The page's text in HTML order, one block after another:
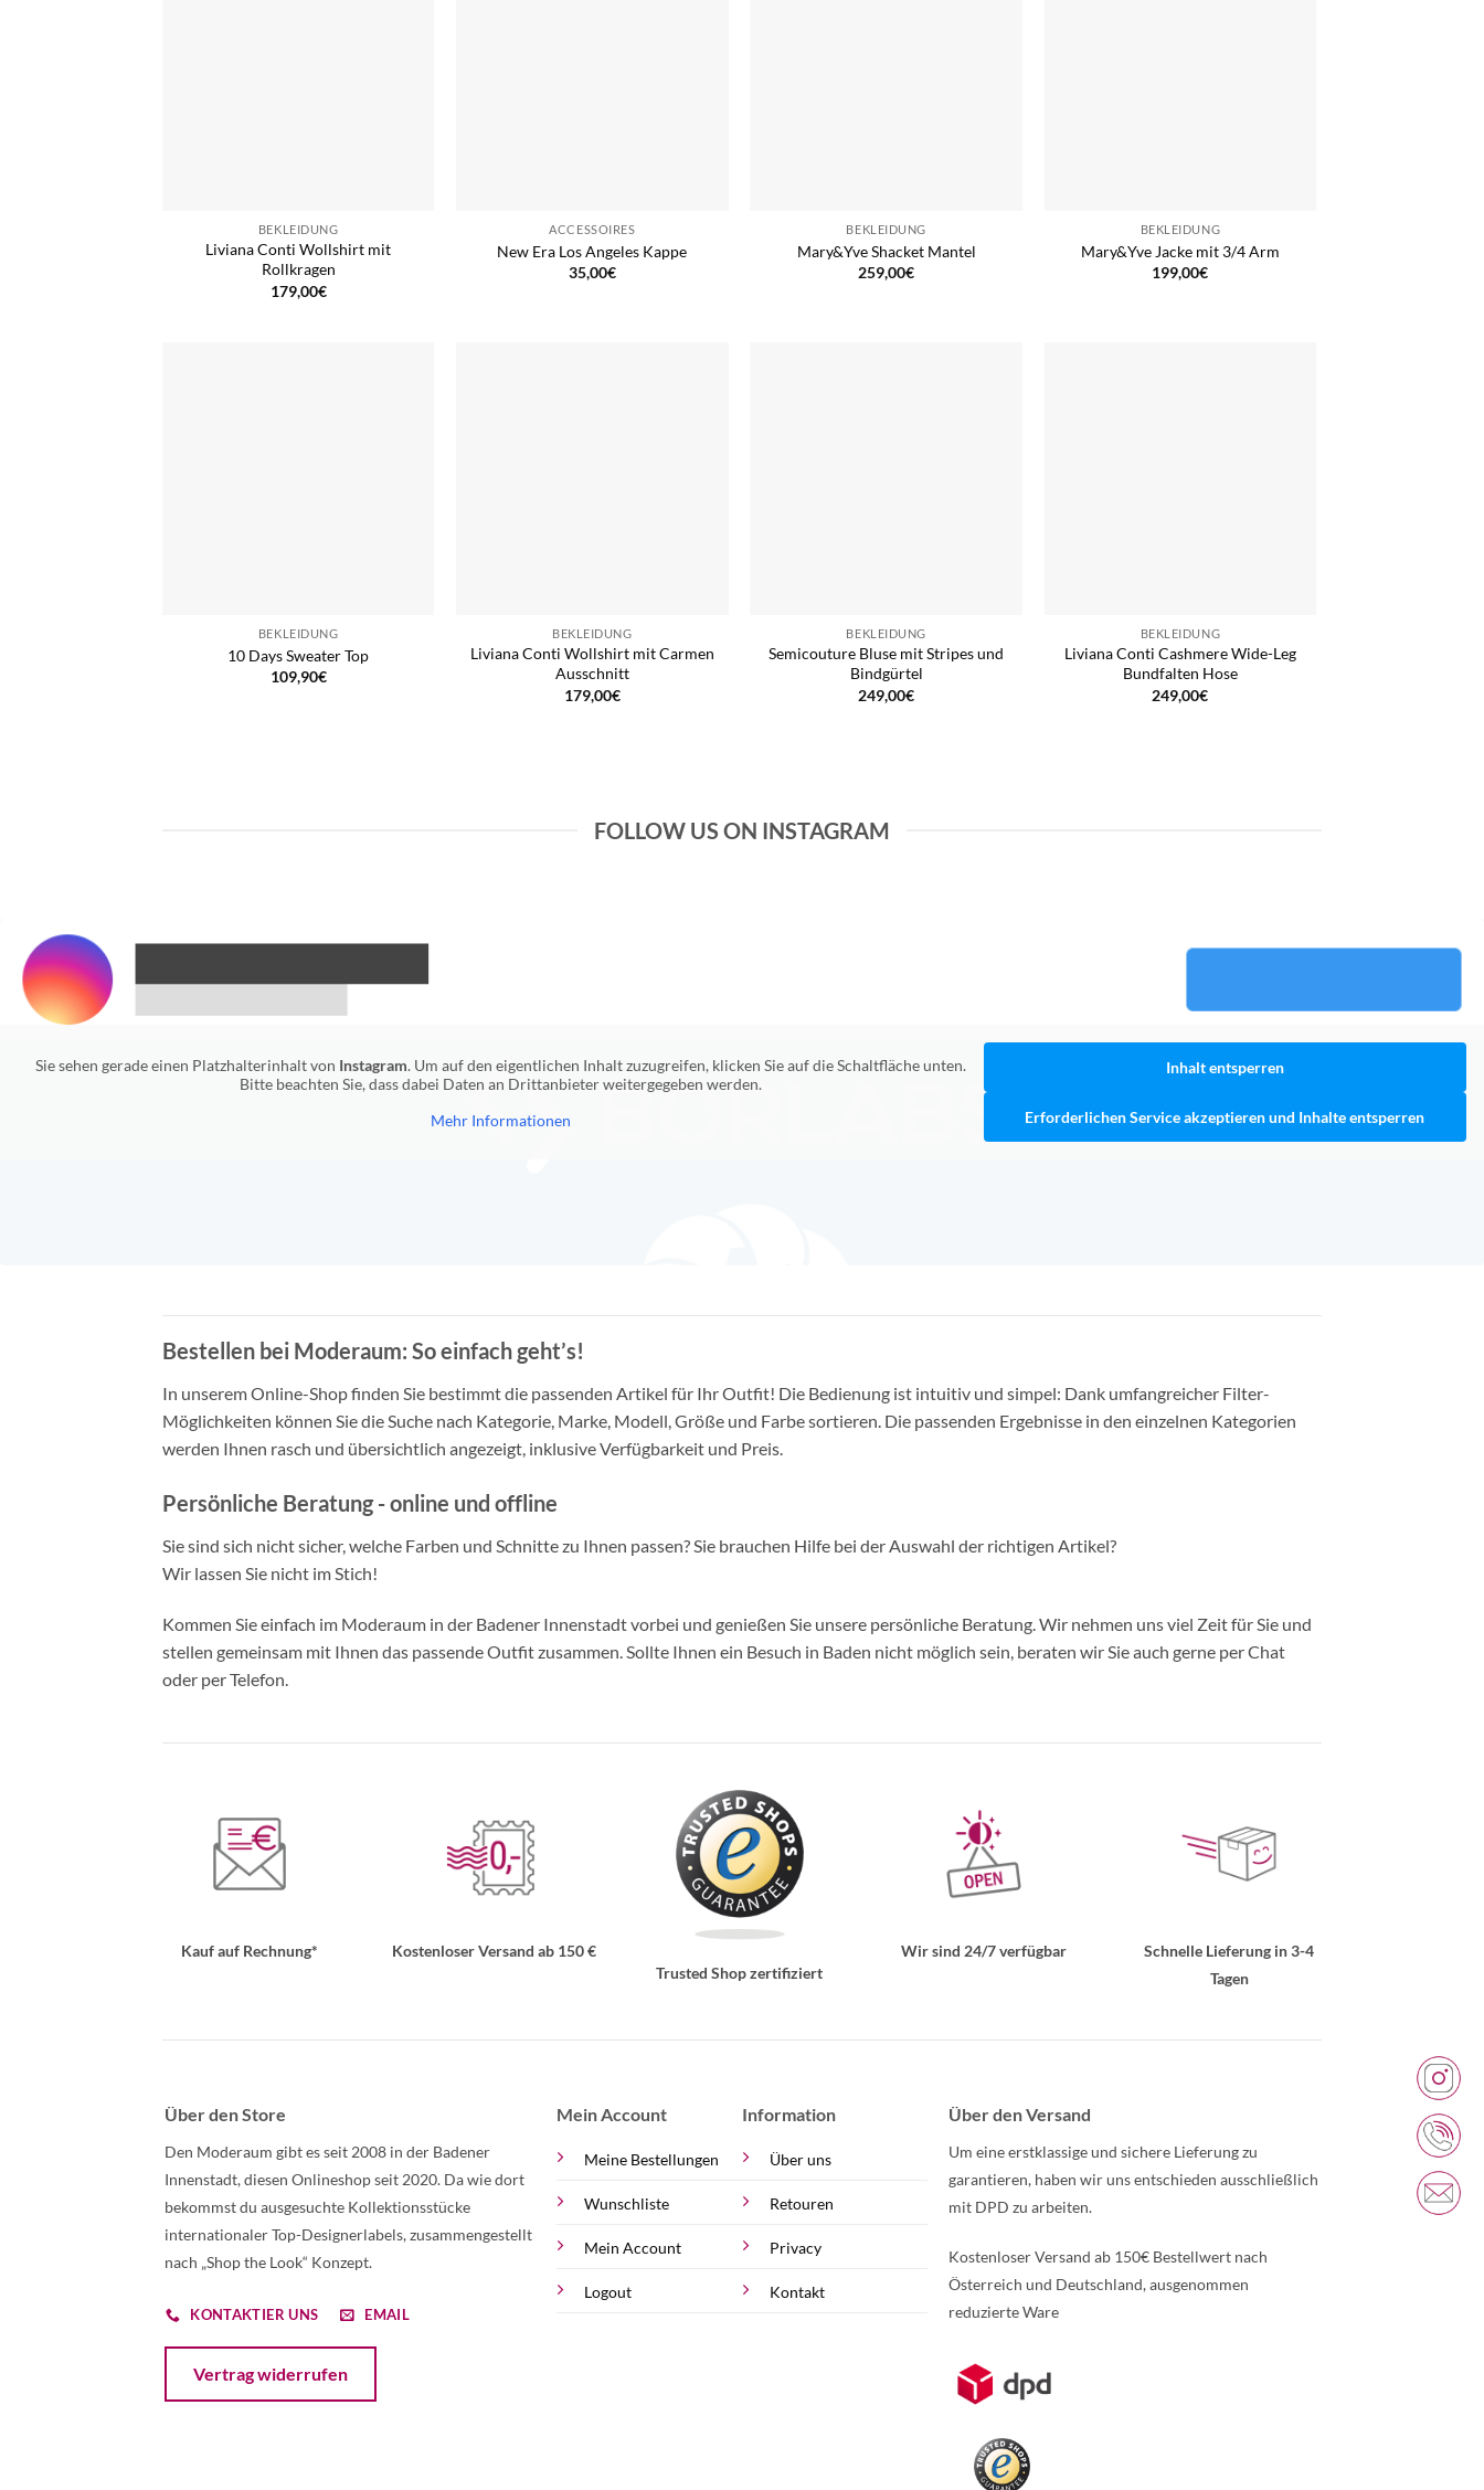
BEKLEIDUNG
Liviana Conti Wollshirt mit
Rollkragen
179,00€
ACCESSOIRES
New Era Los Angeles Kappe
35,00€
BEKLEIDUNG
Mary&Yve Shacket Mantel
259,00€
BEKLEIDUNG
Mary&Yve Jacke mit 3/4 Arm
199,00€
BEKLEIDUNG
10 Days Sweater Top
109,90€
BEKLEIDUNG
Liviana Conti Wollshirt mit Carmen
Ausschnitt
179,00€
BEKLEIDUNG
Semicouture Bluse mit Stripes und
Bindgürtel
249,00€
BEKLEIDUNG
Liviana Conti Cashmere Wide-Leg
Bundfalten Hose
249,00€
FOLLOW US ON INSTAGRAM
Sie sehen gerade einen Platzhalterinhalt von Instagram. Um auf den eigentlichen Inhalt zuzugreifen, klicken Sie auf die Schaltfläche unten.
Bitte beachten Sie, dass dabei Daten an Drittanbieter weitergegeben werden.
Mehr Informationen
Inhalt entsperren
Erforderlichen Service akzeptieren und Inhalte entsperren
Bestellen bei Moderaum: So einfach geht’s!
In unserem Online-Shop finden Sie bestimmt die passenden Artikel für Ihr Outfit! Die Bedienung ist intuitiv und simpel: Dank umfangreicher Filter-
Möglichkeiten können Sie die Suche nach Kategorie, Marke, Modell, Größe und Farbe sortieren. Die passenden Ergebnisse in den einzelnen Kategorien
werden Ihnen rasch und übersichtlich angezeigt, inklusive Verfügbarkeit und Preis.
Persönliche Beratung - online und offline
Sie sind sich nicht sicher, welche Farben und Schnitte zu Ihnen passen? Sie brauchen Hilfe bei der Auswahl der richtigen Artikel?
Wir lassen Sie nicht im Stich!
Kommen Sie einfach im Moderaum in der Badener Innenstadt vorbei und genießen Sie unsere persönliche Beratung. Wir nehmen uns viel Zeit für Sie und
stellen gemeinsam mit Ihnen das passende Outfit zusammen. Sollte Ihnen ein Besuch in Baden nicht möglich sein, beraten wir Sie auch gerne per Chat
oder per Telefon.
Kauf auf Rechnung*
Kostenloser Versand ab 150 €
Trusted Shop zertifiziert
Wir sind 24/7 verfügbar
Schnelle Lieferung in 3-4
Tagen
Über den Store
Den Moderaum gibt es seit 2008 in der Badener
Innenstadt, diesen Onlineshop seit 2020. Da wie dort
bekommst du ausgesuchte Kollektionsstücke
internationaler Top-Designerlabels, zusammengestellt
nach „Shop the Look“ Konzept.
KONTAKTIER UNS EMAIL
Vertrag widerrufen
Mein Account
Meine Bestellungen
Wunschliste
Mein Account
Logout
Information
Über uns
Retouren
Privacy
Kontakt
Über den Versand
Um eine erstklassige und sichere Lieferung zu
garantieren, haben wir uns entschieden ausschließlich
mit DPD zu arbeiten.
Kostenloser Versand ab 150€ Bestellwert nach
Österreich und Deutschland, ausgenommen
reduzierte Ware
Weitere Informationen über den gesperrten Inhalt.